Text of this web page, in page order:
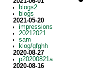
blogs2
blogs
2021-05-20
impressions
20212021
sam
klog/gfghh
2020-08-27
p20200821a
2020-08-16